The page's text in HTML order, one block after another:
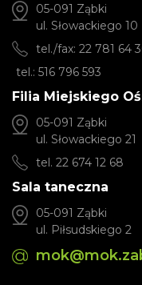
05-091 Ząbki
ul. Słowackiego 10
tel./fax: 22 781 64
tel.: 516 796 593
Filia Miejskiego
05-091 Ząbki
ul. Słowackiego 21
tel. 22 674 12 68
Sala taneczna
05-091 Ząbki
ul. Piłsudskiego 2